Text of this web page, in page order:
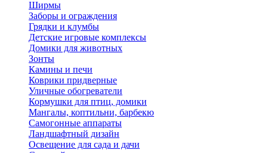
Ширмы
Заборы и ограждения
Грядки и клумбы
Детские игровые комплексы
Домики для животных
Зонты
Камины и печи
Коврики придверные
Уличные обогреватели
Кормушки для птиц, домики
Мангалы, коптильни, барбекю
Самогонные аппараты
Ландшафтный дизайн
Освещение для сада и дачи